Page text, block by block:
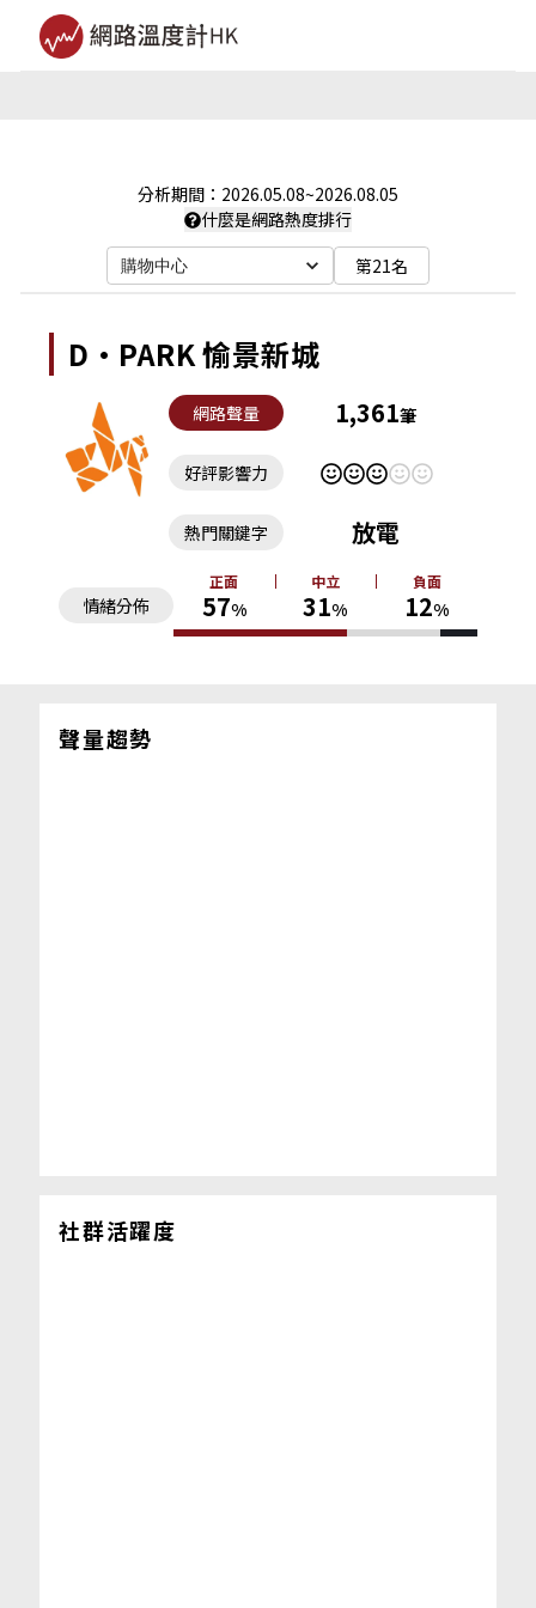
分析期間： 2026.05.08~2026.08.05
什麼是網路熱度排行
購物中心 第21名
D·PARK 愉景新城
網路聲量 1,361筆
好評影響力
情緒分佈
正面
57%
中立
31%
負面
12%
熱門關鍵字 放電
聲量趨勢
社群活躍度